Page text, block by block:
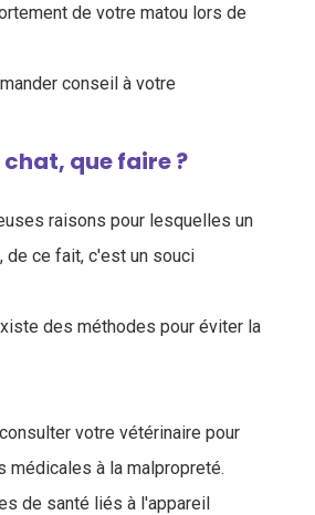
de votre matou lors de
conseil à votre
que faire ?
raisons pour lesquelles un
de ce fait, c'est un souci
des méthodes pour éviter la
votre vétérinaire pour
médicales à la malpropreté.
de santé liés à l'appareil